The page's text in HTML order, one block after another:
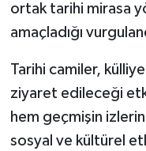
ortak tarihi mirasa
amaçladığı
Tarihi camiler,
ziyaret edileceği
hem geçmişin
sosyal ve kültürel